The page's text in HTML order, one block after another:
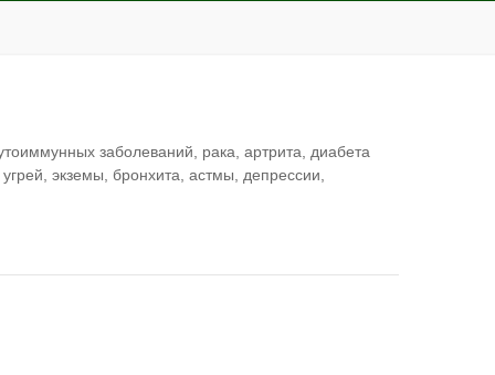
заболеваний, рака, артрита, диабета
экземы, бронхита, астмы, депрессии,